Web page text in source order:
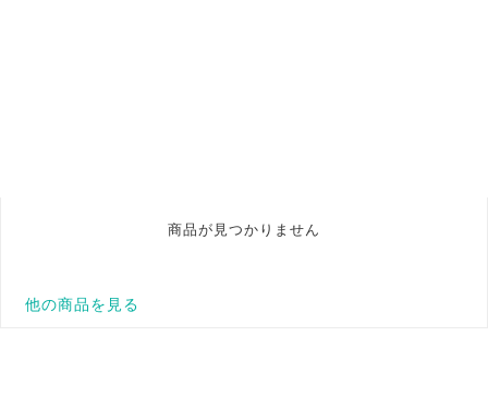
商品が見つかりません
他の商品を見る